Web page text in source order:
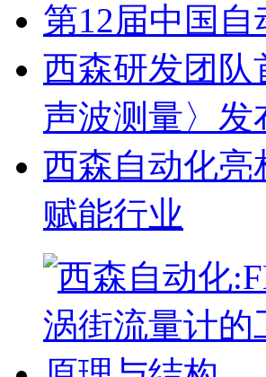
第12届中国
西森研发团队
声波测量〉发
西森自动化亮
赋能行业